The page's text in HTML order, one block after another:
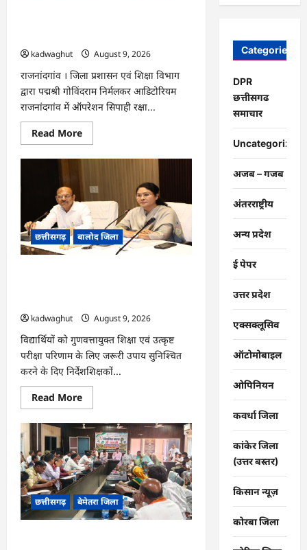
kadwaghut
August 9, 2026
राजनांदगांव । जिला प्रशासन एवं शिक्षा विभाग
द्वारा पद्मश्री गोविंदराम निर्मलकर आडिटोरियम
राजनांदगांव में ऑपरेशन सिपाही रक्षा...
Read MoreRead
more
राजनांदगांव
सिपाही
रक्षा
सूत्र
के
तहत
सीमा
पर
28000
राखियां…
छत्तीसगढ़ बालोद जिला
kadwaghut
August 9, 2026
विद्यार्थियों को गुणवत्तायुक्त शिक्षा एवं उत्कृष्ट
परीक्षा परिणाम के लिए जरूरी उपाय सुनिश्चित
करने के दिए निर्देशशिक्षकों...
Read MoreRead
more
CG
:
कलेक्टर
ने
प्राचार्यों
एवं
शिक्षकों
की
बैठक
लेकर
शिक्षा
छत्तीसगढ़ बेमेतरा जिला
Categories
DPR
छत्तीसगढ
समाचार
Uncategorized
अजब – गजब
अंतरराष्ट्रीय
अन्य प्रदेश
ई पेपर
उत्तर प्रदेश
एक्सक्लूसिव
ऑटोमोबाइल
ओपिनियन
कवर्धा जिला
कांकेर जिला
(उत्तर बस्तर)
किसान न्यूज़
कोरबा जिला